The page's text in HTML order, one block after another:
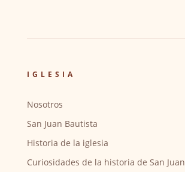
IGLESIA
Nosotros
San Juan Bautista
Historia de la iglesia
Curiosidades de la historia de San Juan